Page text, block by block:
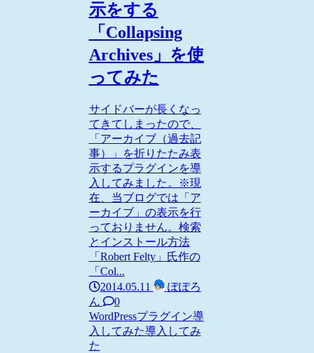
示をする
「Collapsing
Archives」を使
ってみた
サイドバーが長くなっ
てきてしまったので、
「アーカイブ（過去記
事）」を折りたたみ表
示するプラグインを導
入してみました。※現
在、当ブログでは「ア
ーカイブ」の表示を行
っておりません。検索
とインストール方法
「Robert Felty」氏作の
「Col...
2014.05.11
ぽぽろ
ん
0
WordPressプラグイン導
入してみた導入してみ
た